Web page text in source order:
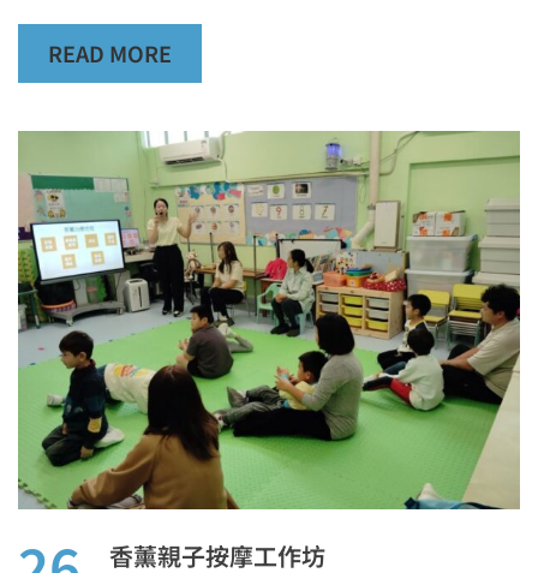
READ MORE
香薰親子按摩工作坊